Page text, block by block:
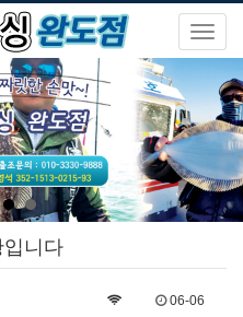
니다
06-06